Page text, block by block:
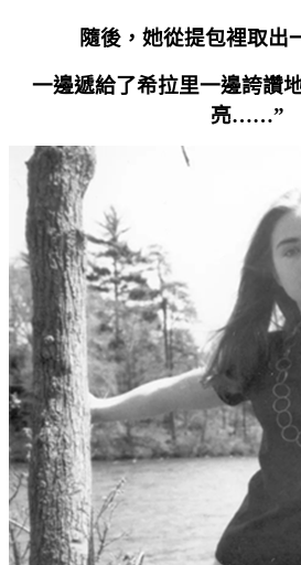
隨後，她從提包裡取出
一邊遞給了希拉里一邊誇讚
亮……”